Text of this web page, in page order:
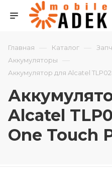
Главная — Каталог —
Аккумуляторы —
Аккумулятор для Alcatel
Alcatel
One Touch